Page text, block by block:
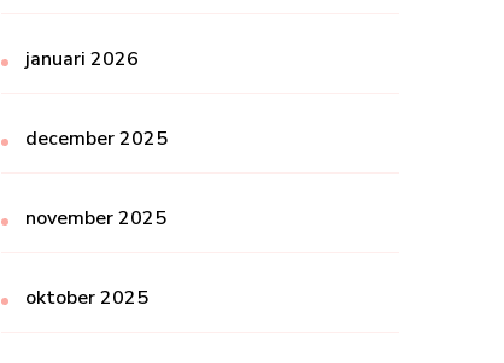
januari 2026
december 2025
november 2025
oktober 2025